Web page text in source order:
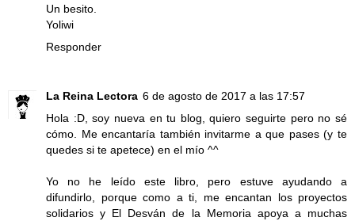
Un besito.
Yoliwi
Responder
La Reina Lectora 6 de agosto de 2017 a las 17:57
Hola :D, soy nueva en tu blog, quiero seguirte pero no sé
cómo. Me encantaría también invitarme a que pases (y te
quedes si te apetece) en el mío ^^
Yo no he leído este libro, pero estuve ayudando a
difundirlo, porque como a ti, me encantan los proyectos
solidarios y El Desván de la Memoria apoya a muchas